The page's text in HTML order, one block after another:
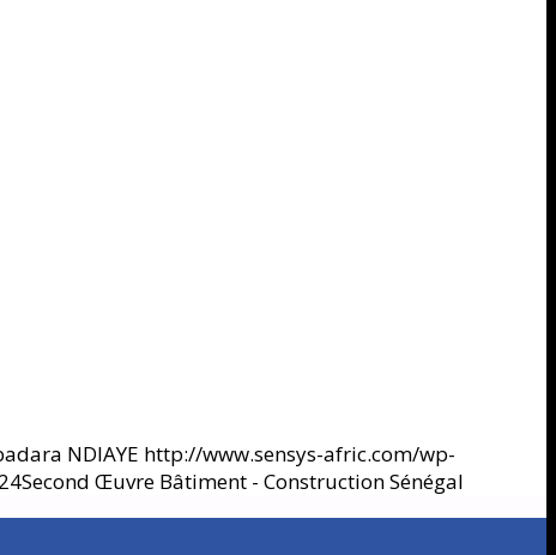
NDIAYE http://www.sensys-afric.com/wp-
Second Œuvre Bâtiment - Construction Sénégal